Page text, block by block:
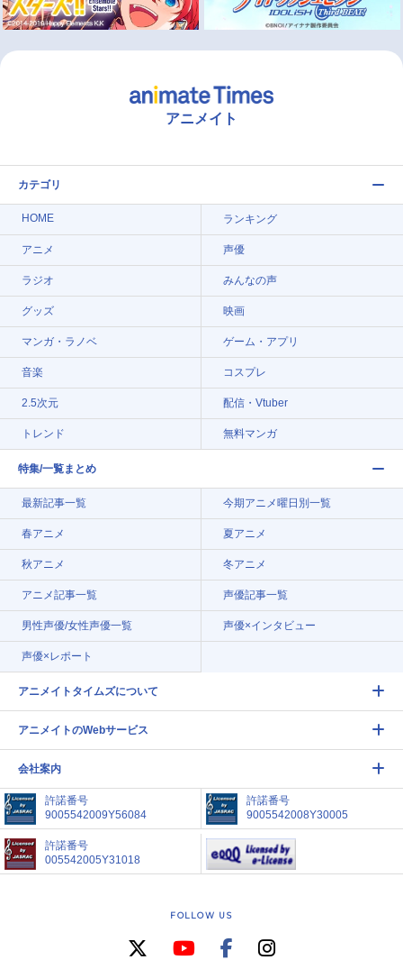
アニメイト
カテゴリ
HOME ランキング
アニメ 声優
ラジオ みんなの声
グッズ 映画
マンガ・ラノベ ゲーム・アプリ
音楽 コスプレ
2.5次元 配信・Vtuber
トレンド 無料マンガ
特集/一覧まとめ
最新記事一覧 今期アニメ曜日別一覧
春アニメ 夏アニメ
秋アニメ 冬アニメ
アニメ記事一覧 声優記事一覧
男性声優/女性声優一覧 声優×インタビュー
声優×レポート
アニメイトタイムズについて
アニメイトのWebサービス
会社案内
許諾番号
9005542009Y56084
許諾番号
9005542008Y30005
許諾番号
005542005Y31018
FOLLOW US